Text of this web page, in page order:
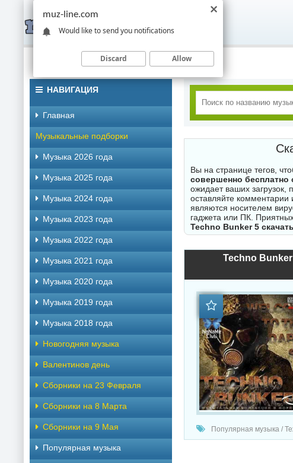
Вы на странице тегов,
совершенно бесплатно
ожидает ваших загрузок,
оставляйте
являются носителем
гаджета или ПК.
Techno Bunker 5
Techno
Популярная музыка /
НАВИГАЦИЯ
Главная
Музыкальные подборки
Музыка 2026 года
Музыка 2025 года
Музыка 2024 года
Музыка 2023 года
Музыка 2022 года
Музыка 2021 года
Музыка 2020 года
Музыка 2019 года
Музыка 2018 года
Новогодняя музыка
Валентинов день
Сборники на 23 Февраля
Сборники на 8 Марта
Сборники на 9 Мая
Популярная музыка
muz-line.com
Would like to send you notifications
Discard Allow